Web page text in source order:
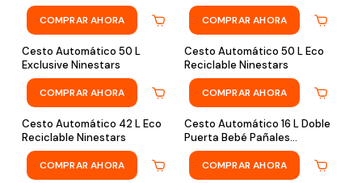
COMPRAR AHORA COMPRAR AHORA
Cesto Automático 50 L
Exclusive Ninestars
COMPRAR AHORA
Cesto Automático 50 L Eco
Reciclable Ninestars
COMPRAR AHORA
Cesto Automático 42 L Eco
Reciclable Ninestars
COMPRAR AHORA
Cesto Automático 16 L Doble
Puerta Bebé Pañales
Ninestars
COMPRAR AHORA